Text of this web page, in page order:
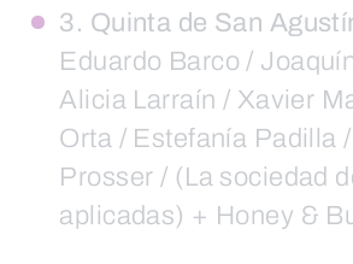
3. Quinta de San
Eduardo Barco /
Alicia Larraín / Xavier
Orta / Estefanía Padilla
Prosser / (La sociedad
aplicadas) + Honey &